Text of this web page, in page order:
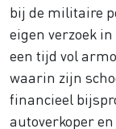
bij de militaire
eigen verzoek
een tijd vol
waarin zijn
financieel
autoverkoper